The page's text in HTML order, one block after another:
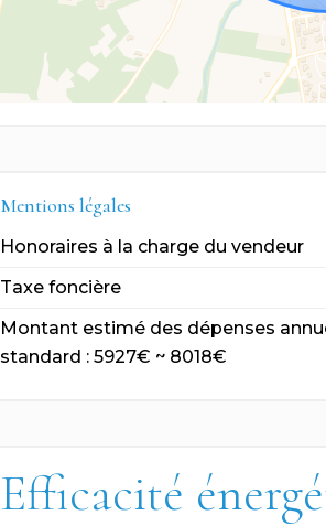
Mentions légales
Honoraires à la charge du vendeur
Taxe foncière
Montant estimé des dépenses
standard : 5927€ ~ 8018€
Efficacité